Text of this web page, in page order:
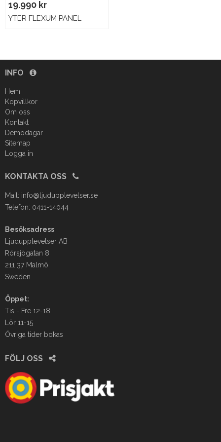
19.990 kr
YTER FLEXUM PANEL
INFO
Hem
Köpvillkor
Om oss
Kontakt
Demodagar
Sitemap
Logga in
KONTAKTA OSS
Mail: info@ljudupplevelser.se
Telefon: 0411-14044
Besöksadress
Ljudupplevelser AB
Rörsjögatan 8
211 37 Malmö
Sweden
Öppet:
Tis - Fre 12-18
Lör 11-15
Övriga tider bokas
FÖLJ OSS